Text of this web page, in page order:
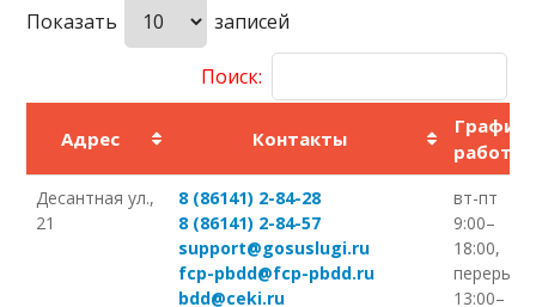
Показать записей
Поиск:
Адрес Контакты
График
работы
Десантная ул.,
21
8 (86141) 2-84-28
8 (86141) 2-84-57
support@gosuslugi.ru
fcp-pbdd@fcp-pbdd.ru
bdd@ceki.ru
вт-пт
9:00–
18:00,
перерыв
13:00–